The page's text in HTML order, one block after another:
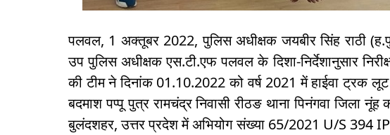
पलवल, 1 अक्तूबर 2022, पुलिस अधीक्षक जयबीर सिंह राठी
उप पुलिस अधीक्षक एस.टी.एफ पलवल के दिशा-निर्देशानुसार
की टीम ने दिनांक 01.10.2022 को वर्ष 2021 में हाईवा ट्रक
बदमाश पप्पू पुत्र रामचंद्र निवासी रीठङ थाना पिनंगवा जिला
बुलंदशहर, उत्तर प्रदेश में अभियोग संख्या 65/2021 U/S 394